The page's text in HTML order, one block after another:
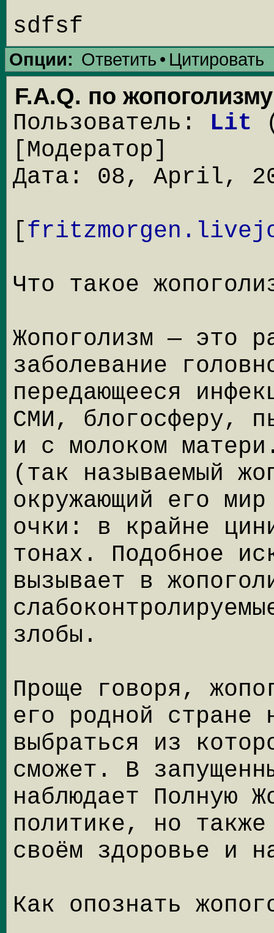
sdfsf
Опции: Ответить • Цитировать
F.A.Q. по жопоголизму
Пользователь: Lit
[Модератор]
Дата: 08, April,
[
Что такое
Жопоголизм — это
заболевание
передающееся
СМИ, блогосферу,
и с молоком
(так называемый
окружающий его
очки: в крайне
тонах. Подобное
вызывает в
злобы.
Проще говоря,
его родной стране
выбраться из
сможет. В
наблюдает Полную
политике, но
своём здоровье и
Как опознать